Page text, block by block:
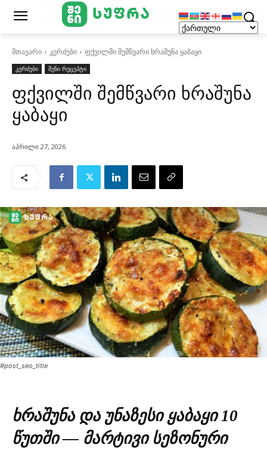
მთავარი კერძები
ფქვილში შემწვარი ხრაშუნა ყაბაყი
კერძები
შენი რეცეპტი
ფქვილში შემწვარი ხრაშუნა
ყაბაყი
აპრილი 27, 2026
#post_seo_title
ხრაშუნა და უნაზესი ყაბაყი 10
წუთში — მარტივი სეზონური